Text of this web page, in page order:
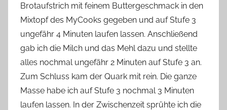
Brotaufstrich mit feinem Buttergeschmack in den
Mixtopf des MyCooks gegeben und auf Stufe 3
ungefähr 4 Minuten laufen lassen. Anschließend
gab ich die Milch und das Mehl dazu und stellte
alles nochmal ungefähr 2 Minuten auf Stufe 3 an.
Zum Schluss kam der Quark mit rein. Die ganze
Masse habe ich auf Stufe 3 nochmal 3 Minuten
laufen lassen. In der Zwischenzeit sprühte ich die